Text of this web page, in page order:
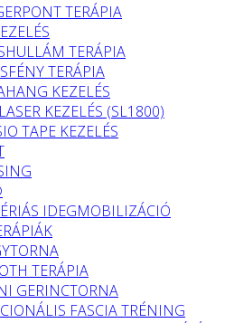
TERÁPIA
TERÁPIA
TERÁPIA
KEZELÉS
KEZELÉS (SL1800)
TAPE KEZELÉS
IDEGMOBILIZÁCIÓ
TERÁPIA
GERINCTORNA
FASCIA TRÉNING